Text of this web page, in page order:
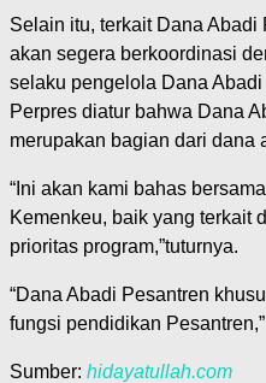
Selain itu, terkait Dana Abadi
akan segera berkoordinasi
selaku pengelola Dana
Perpres diatur bahwa Dana
merupakan bagian dari dana
“Ini akan kami bahas
Kemenkeu, baik yang terkait
prioritas program,”tuturnya.
“Dana Abadi Pesantren
fungsi pendidikan
Sumber: hidayatullah.com